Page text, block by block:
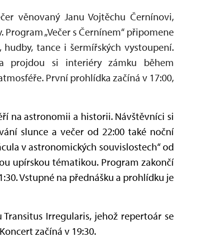
věnovaný Janu Vojtěchu Černínovi,
„Večer s Černínem“ připomene
tance i šermířských vystoupení.
projdou si interiéry zámku během
První prohlídka začíná v 17:00,
na astronomii a historii. Návštěvníci si
slunce a večer od 22:00 také noční
v astronomických souvislostech“ od
upírskou tématikou. Program zakončí
Vstupné na přednášku a prohlídku je
Transitus Irregularis, jehož repertoár se
Koncert začíná v 19:30.